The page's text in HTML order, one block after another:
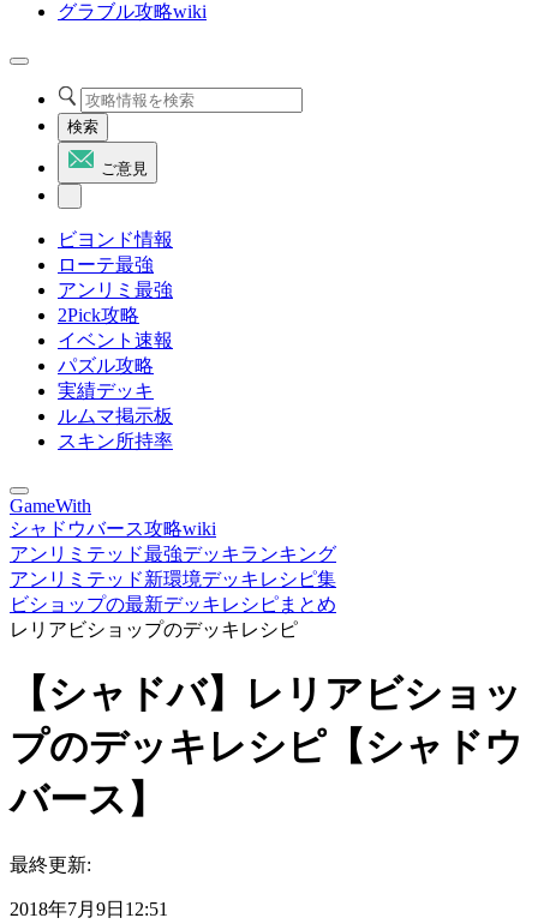
グラブル攻略wiki
検索
ご意見
ビヨンド情報
ローテ最強
アンリミ最強
2Pick攻略
イベント速報
パズル攻略
実績デッキ
ルムマ掲示板
スキン所持率
GameWith
シャドウバース攻略wiki
アンリミテッド最強デッキランキング
アンリミテッド新環境デッキレシピ集
ビショップの最新デッキレシピまとめ
レリアビショップのデッキレシピ
【シャドバ】レリアビショッ
プのデッキレシピ【シャドウ
バース】
最終更新:
2018年7月9日12:51